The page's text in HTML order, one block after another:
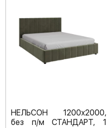
НЕЛЬСОН 1200х2000,
без п/м СТАНДАРТ, 1